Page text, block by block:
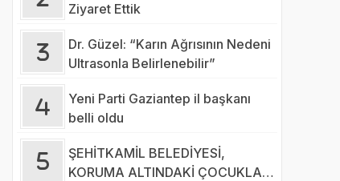
Ziyaret Ettik
Dr. Güzel: “Karın Ağrısının Nedeni
Ultrasonla Belirlenebilir”
Yeni Parti Gaziantep il başkanı
belli oldu
ŞEHİTKAMİL BELEDİYESİ,
KORUMA ALTINDAKİ ÇOCUKLARI